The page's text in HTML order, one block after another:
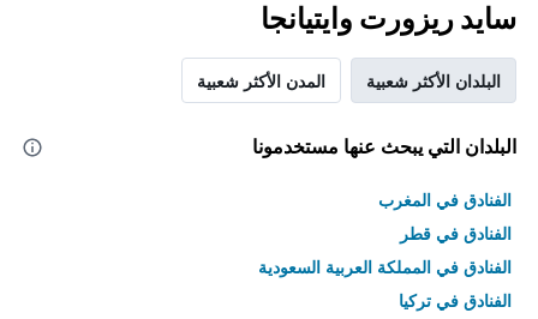
سايد ريزورت وايتيانجا
البلدان الأكثر شعبية المدن الأكثر شعبية
البلدان التي يبحث عنها مستخدمونا
الفنادق في المغرب
الفنادق في قطر
الفنادق في المملكة العربية السعودية
الفنادق في تركيا